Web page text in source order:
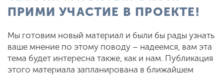
ПРИМИ УЧАСТИЕ В ПРОЕКТЕ!
Мы готовим новый материал и были бы рады узнать
ваше мнение по этому поводу – надеемся, вам эта
тема будет интересна также, как и нам. Публикация
этого материала запланирована в ближайшем